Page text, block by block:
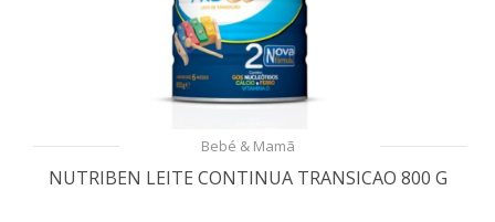
Bebé & Mamã
NUTRIBEN LEITE CONTINUA TRANSICAO 800 G